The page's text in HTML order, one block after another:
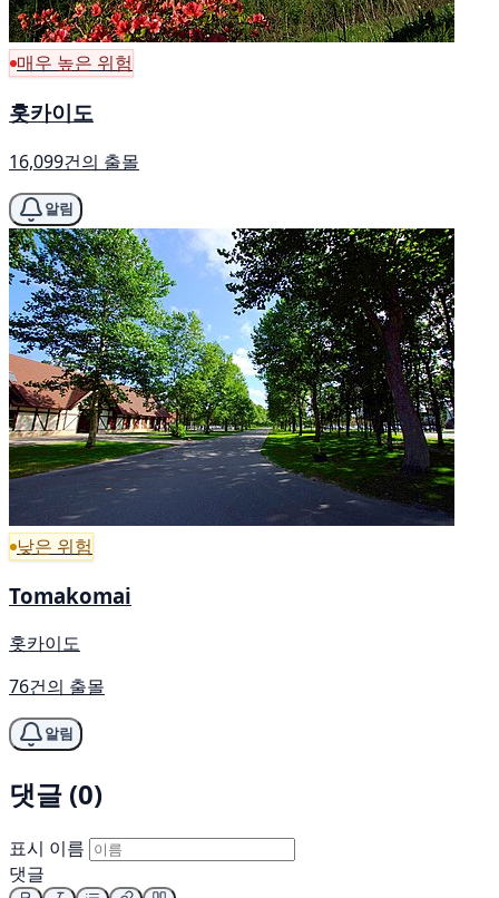
매우 높은 위험
홋카이도
16,099건의 출몰
알림
낮은 위험
Tomakomai
홋카이도
76건의 출몰
알림
댓글 (0)
표시 이름
댓글